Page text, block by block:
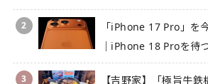
2
「iPhone 17 Pro」を
｜iPhone 18 Proを待
3
【吉野家】「極旨牛